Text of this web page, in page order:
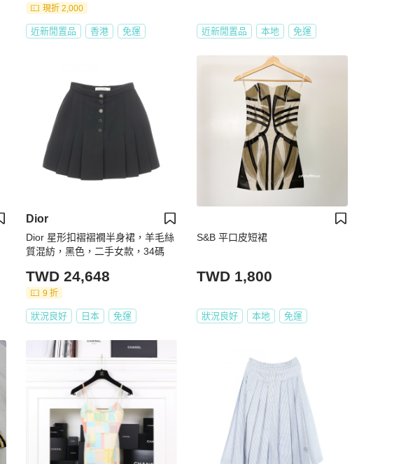
現折 2,000
近新閒置品 香港 免運 近新閒置品 本地 免運
Dior
Dior 星形扣褶褶襉半身裙，羊毛絲
質混紡，黑色，二手女款，34碼
TWD 24,648
9 折
狀況良好 日本 免運
S&B 平口皮短裙
TWD 1,800
狀況良好 本地 免運